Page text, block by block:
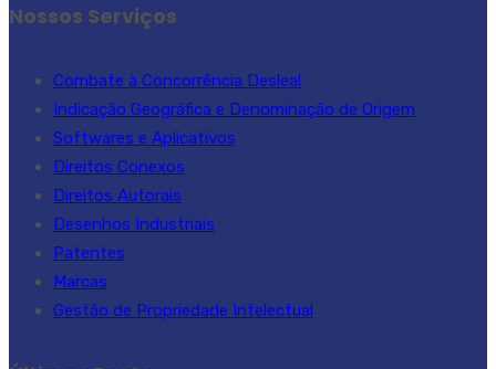
Nossos Serviços
Combate à Concorrência Desleal
Indicação Geográfica e Denominação de Origem
Softwares e Aplicativos
Direitos Conexos
Direitos Autorais
Desenhos Industriais
Patentes
Marcas
Gestão de Propriedade Intelectual